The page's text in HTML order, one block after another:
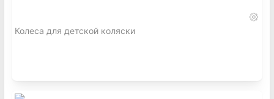
Колеса для детской коляски